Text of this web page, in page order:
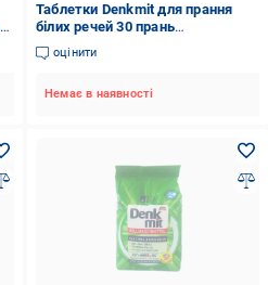
Таблетки Denkmit для прання
білих речей 30 прань
(НФ-00005983)
оцінити
Немає в наявності